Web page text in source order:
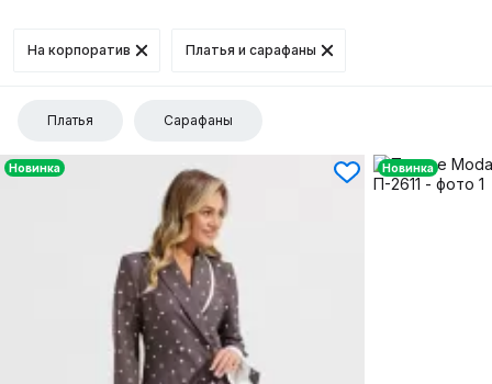
На корпоратив Платья и сарафаны
Платья Сарафаны
Новинка Новинка